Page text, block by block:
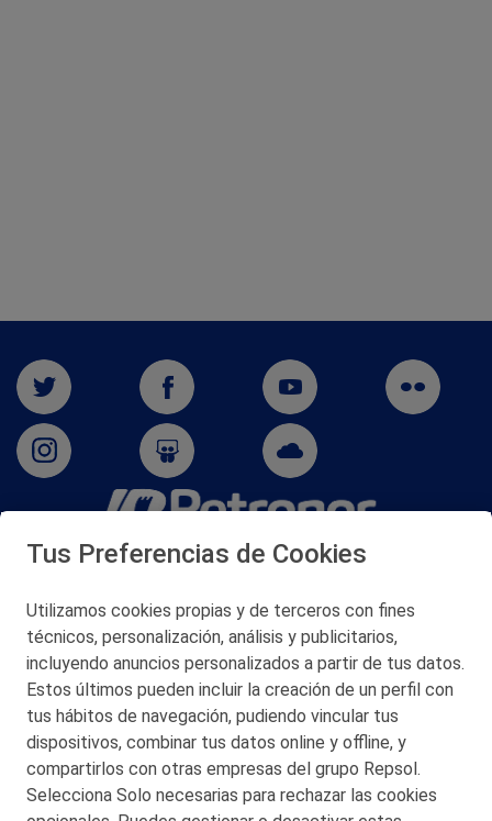
San Martín 5-Edificio Muñatones,
© 2026 Petronor S.A.
CONTACTO
MAPA WEB
Tus Preferencias de Cookies
Utilizamos cookies propias y de terceros con fines
técnicos, personalización, análisis y publicitarios,
incluyendo anuncios personalizados a partir de tus datos.
Estos últimos pueden incluir la creación de un perfil con
tus hábitos de navegación, pudiendo vincular tus
dispositivos, combinar tus datos online y offline, y
compartirlos con otras empresas del grupo Repsol.
Selecciona Solo necesarias para rechazar las cookies